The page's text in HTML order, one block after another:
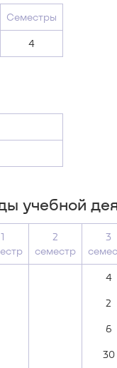
Семестры
4
учебной
1
2
семестр
3
4
2
6
30